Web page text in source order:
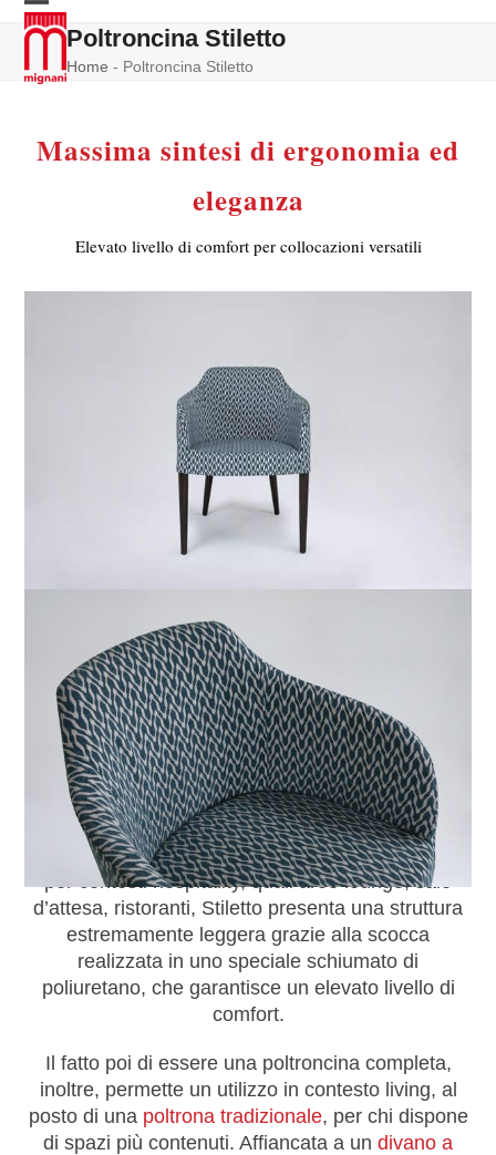
Skip
content
Open
mobile
menu
Close
mobile
menu
Poltroncina Stiletto
Home - Poltroncina Stiletto
Massima sintesi di ergonomia ed
eleganza
Elevato livello di comfort per collocazioni versatili
La poltroncina imbottita Stiletto, con le sue linee
invitanti e sobrie, ha una naturale predisposizione
per un utilizzo in ambito dining: i braccioli e lo
sviluppo complessivo in altezza, infatti,
consentono un posizionamento agevole attorno a
qualsiasi tavolo da pranzo o a una scrivania.
Progettata sia per un utilizzo in ambito living, sia
per contesti hospitality, quali aree lounge, sale
d’attesa, ristoranti, Stiletto presenta una struttura
estremamente leggera grazie alla scocca
realizzata in uno speciale schiumato di
poliuretano, che garantisce un elevato livello di
comfort.
Il fatto poi di essere una poltroncina completa,
inoltre, permette un utilizzo in contesto living, al
posto di una poltrona tradizionale, per chi dispone
di spazi più contenuti. Affiancata a un divano a